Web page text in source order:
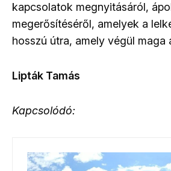
kapcsolatok megnyitásáról,
megerősítéséről, amelyek a
hosszú útra, amely végül maga
Lipták Tamás
Kapcsolódó: